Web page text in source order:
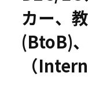
カー、
(BtoB)
（